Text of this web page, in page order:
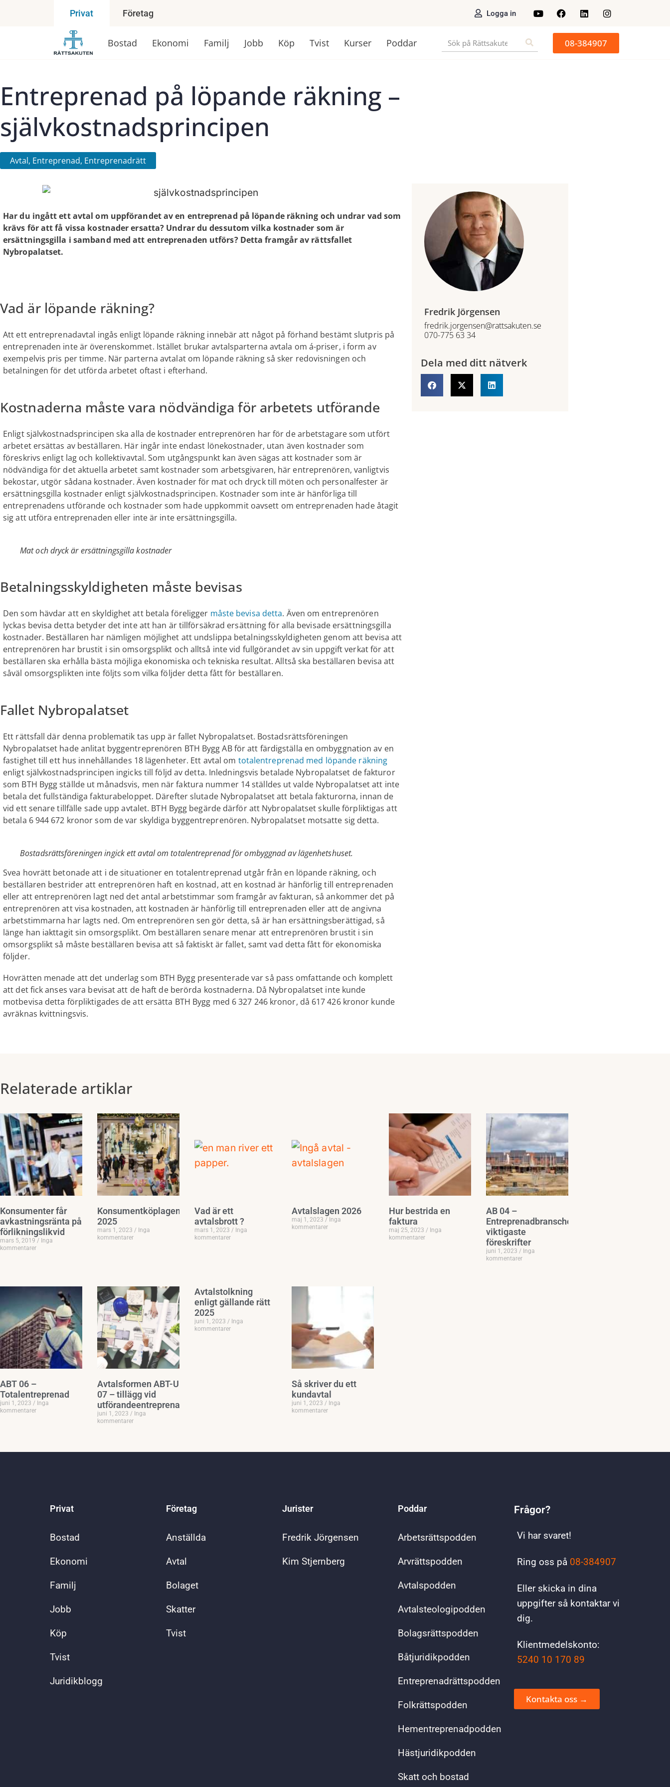
Privat Företag Logga in
Bostad Ekonomi Familj Jobb Köp Tvist Kurser Poddar 08-384907
Entreprenad på löpande räkning –
självkostnadsprincipen
Avtal, Entreprenad, Entreprenadrätt
Har du ingått ett avtal om uppförandet av en entreprenad på löpande räkning och undrar vad som
krävs för att få vissa kostnader ersatta? Undrar du dessutom vilka kostnader som är
ersättningsgilla i samband med att entreprenaden utförs? Detta framgår av rättsfallet
Nybropalatset.
Vad är löpande räkning?
Att ett entreprenadavtal ingås enligt löpande räkning innebär att något på förhand bestämt slutpris på
entreprenaden inte är överenskommet. Istället brukar avtalsparterna avtala om á-priser, i form av
exempelvis pris per timme. När parterna avtalat om löpande räkning så sker redovisningen och
betalningen för det utförda arbetet oftast i efterhand.
Kostnaderna måste vara nödvändiga för arbetets utförande
Enligt självkostnadsprincipen ska alla de kostnader entreprenören har för de arbetstagare som utfört
arbetet ersättas av beställaren. Här ingår inte endast lönekostnader, utan även kostnader som
föreskrivs enligt lag och kollektivavtal. Som utgångspunkt kan även sägas att kostnader som är
nödvändiga för det aktuella arbetet samt kostnader som arbetsgivaren, här entreprenören, vanligtvis
bekostar, utgör sådana kostnader. Även kostnader för mat och dryck till möten och personalfester är
ersättningsgilla kostnader enligt självkostnadsprincipen. Kostnader som inte är hänförliga till
entreprenadens utförande och kostnader som hade uppkommit oavsett om entreprenaden hade åtagit
sig att utföra entreprenaden eller inte är inte ersättningsgilla.
Mat och dryck är ersättningsgilla kostnader
Betalningsskyldigheten måste bevisas
Den som hävdar att en skyldighet att betala föreligger måste bevisa detta. Även om entreprenören
lyckas bevisa detta betyder det inte att han är tillförsäkrad ersättning för alla bevisade ersättningsgilla
kostnader. Beställaren har nämligen möjlighet att undslippa betalningsskyldigheten genom att bevisa att
entreprenören har brustit i sin omsorgsplikt och alltså inte vid fullgörandet av sin uppgift verkat för att
beställaren ska erhålla bästa möjliga ekonomiska och tekniska resultat. Alltså ska beställaren bevisa att
såväl omsorgsplikten inte följts som vilka följder detta fått för beställaren.
Fallet Nybropalatset
Ett rättsfall där denna problematik tas upp är fallet Nybropalatset. Bostadsrättsföreningen
Nybropalatset hade anlitat byggentreprenören BTH Bygg AB för att färdigställa en ombyggnation av en
fastighet till ett hus innehållandes 18 lägenheter. Ett avtal om totalentreprenad med löpande räkning
enligt självkostnadsprincipen ingicks till följd av detta. Inledningsvis betalade Nybropalatset de fakturor
som BTH Bygg ställde ut månadsvis, men när faktura nummer 14 ställdes ut valde Nybropalatset att inte
betala det fullständiga fakturabeloppet. Därefter slutade Nybropalatset att betala fakturorna, innan de
vid ett senare tillfälle sade upp avtalet. BTH Bygg begärde därför att Nybropalatset skulle förpliktigas att
betala 6 944 672 kronor som de var skyldiga byggentreprenören. Nybropalatset motsatte sig detta.
Bostadsrättsföreningen ingick ett avtal om totalentreprenad för ombyggnad av lägenhetshuset.
Svea hovrätt betonade att i de situationer en totalentreprenad utgår från en löpande räkning, och
beställaren bestrider att entreprenören haft en kostnad, att en kostnad är hänförlig till entreprenaden
eller att entreprenören lagt ned det antal arbetstimmar som framgår av fakturan, så ankommer det på
entreprenören att visa kostnaden, att kostnaden är hänförlig till entreprenaden eller att de angivna
arbetstimmarna har lagts ned. Om entreprenören sen gör detta, så är han ersättningsberättigad, så
länge han iakttagit sin omsorgsplikt. Om beställaren senare menar att entreprenören brustit i sin
omsorgsplikt så måste beställaren bevisa att så faktiskt är fallet, samt vad detta fått för ekonomiska
följder.
Hovrätten menade att det underlag som BTH Bygg presenterade var så pass omfattande och komplett
att det fick anses vara bevisat att de haft de berörda kostnaderna. Då Nybropalatset inte kunde
motbevisa detta förpliktigades de att ersätta BTH Bygg med 6 327 246 kronor, då 617 426 kronor kunde
avräknas kvittningsvis.
Fredrik Jörgensen
fredrik.jorgensen@rattsakuten.se
070-775 63 34
Dela med ditt nätverk
Relaterade artiklar
Konsumenter får
avkastningsränta på
förlikningslikvid
mars 5, 2019
Inga
kommentarer
Konsumentköplagen
2025
mars 1, 2023
Inga
kommentarer
Vad är ett
avtalsbrott ?
mars 1, 2023
Inga
kommentarer
Avtalslagen 2026
maj 1, 2023
Inga
kommentarer
Hur bestrida en
faktura
maj 25, 2023
Inga
kommentarer
AB 04 –
Entreprenadbranschens
viktigaste
föreskrifter
juni 1, 2023
Inga
kommentarer
ABT 06 –
Totalentreprenad
juni 1, 2023
Inga
kommentarer
Avtalsformen ABT-U
07 – tillägg vid
utförandeentreprenader
juni 1, 2023
Inga
kommentarer
Avtalstolkning
enligt gällande rätt
2025
juni 1, 2023
Inga
kommentarer
Så skriver du ett
kundavtal
juni 1, 2023
Inga
kommentarer
Privat
Bostad
Ekonomi
Familj
Jobb
Köp
Tvist
Juridikblogg
Företag
Anställda
Avtal
Bolaget
Skatter
Tvist
Jurister
Fredrik Jörgensen
Kim Stjernberg
Poddar
Arbetsrättspodden
Arvrättspodden
Avtalspodden
Avtalsteologipodden
Bolagsrättspodden
Båtjuridikpodden
Entreprenadrättspodden
Folkrättspodden
Hementreprenadpodden
Hästjuridikpodden
Skatt och bostad
Frågor?
Vi har svaret!
Ring oss på 08-384907
Eller skicka in dina
uppgifter så kontaktar vi
dig.
Klientmedelskonto:
5240 10 170 89
Kontakta oss →